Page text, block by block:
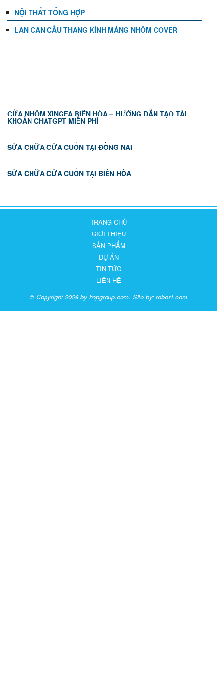
NỘI THẤT TỔNG HỢP
LAN CAN CẦU THANG KÍNH MÁNG NHÔM COVER
CỬA NHÔM XINGFA BIÊN HÒA – HƯỚNG DẪN TẠO TÀI
KHOẢN CHATGPT MIỄN PHÍ
SỬA CHỮA CỬA CUỐN TẠI ĐỒNG NAI
SỬA CHỮA CỬA CUỐN TẠI BIÊN HÒA
TRANG CHỦ
GIỚI THIỆU
SẢN PHẨM
DỰ ÁN
TIN TỨC
LIÊN HỆ
© Copyright 2026 by hapgroup.com. Site by: roboxt.com